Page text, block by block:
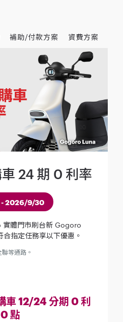
補助/付款方案 資費方案
24 期 0 利率
- 2026/9/30
體門市刷台新 Gogoro
指定任務享以下優惠。
等通路。
車 12/24 分期 0 利
點